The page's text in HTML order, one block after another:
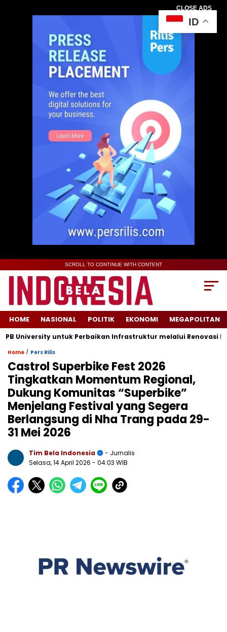
CLOSE ADS
SCROLL TO CONTINUE WITH CONTENT
HOME NASIONAL POLITIK EKONOMI MEGAPOLITAN
untuk Perbaikan Infrastruktur melalui Renovasi
Home / Pers Rilis
Castrol Superbike Fest 2026
Tingkatkan Momentum Regional,
Dukung Komunitas “Superbike”
Menjelang Festival yang Segera
Berlangsung di Nha Trang pada 29-
31 Mei 2026
Tim Bela Indonesia
- Jurnalis
Selasa, 14 April 2026 - 04:03 WIB
ID